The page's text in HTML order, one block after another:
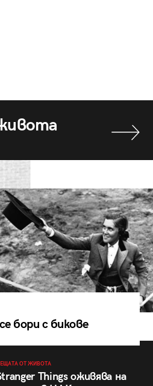
бори с бикове
ОТ ЖИВОТА
Things оживява на